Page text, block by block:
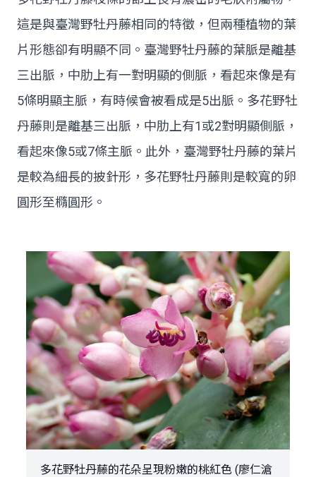
這是與臺灣野牡丹藤相同的特徵，但兩種植物的葉
片形態卻有明顯不同。臺灣野牡丹藤的葉脈是離基
三出脈，中肋上有一對明顯的側脈，看起來像是有
5條明顯主脈，有時候會被看成是5出脈。多花野牡
丹藤則是離基三出脈，中肋上有1或2對明顯側脈，
看起來像5或7條主脈。此外，臺灣野牡丹藤的葉片
是較為細長的披針形，多花野牡丹藤則是較寬的卵
圓形至橢圓形。
多花野牡丹藤的花朵呈現粉嫩的桃紅色 (廖仁滄